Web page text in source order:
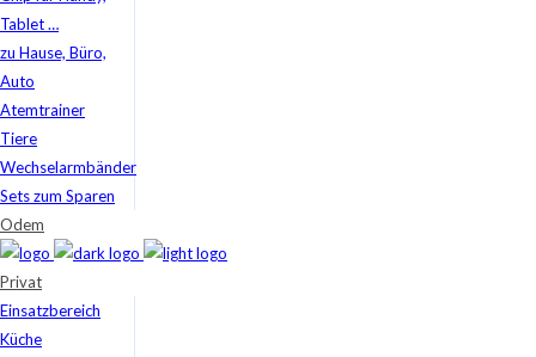
Tablet …
zu Hause, Büro,
Auto
Atemtrainer
Tiere
Wechselarmbänder
Sets zum Sparen
Odem
Privat
Einsatzbereich
Küche